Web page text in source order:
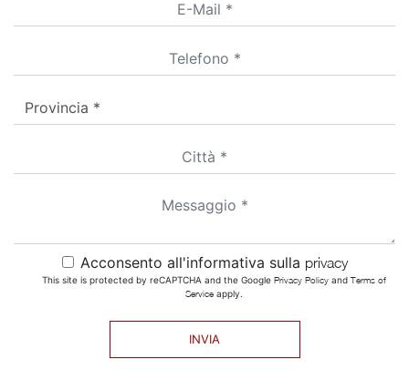
Acconsento all'informativa sulla privacy
This site is protected by reCAPTCHA and the Google Privacy Policyand Terms of
Serviceapply.
INVIA